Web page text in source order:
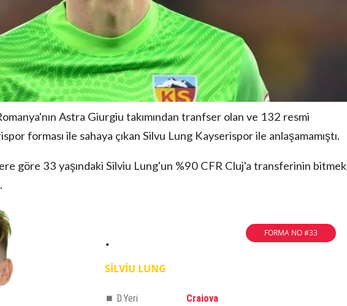
Astra Giurgiu takımından tranfser olan ve 132 resmi
forması ile sahaya çıkan Silvu Lung Kayserispor ile anlaşamamıştı.
göre 33 yaşındaki Silviu Lung'un %90 CFR Cluj'a transferinin bitmek
.
SİLVİU LUNG
FORMA NO #33
⏹️ D.Yeri
Craiova